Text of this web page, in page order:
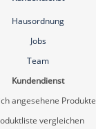
Hausordnung
Jobs
Team
Kundendienst
angesehene Produkte
vergleichen